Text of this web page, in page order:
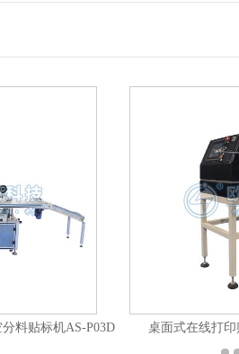
料贴标机AS-P03D 桌面式在线打印